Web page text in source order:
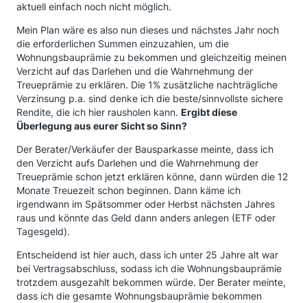
aktuell einfach noch nicht möglich.
Mein Plan wäre es also nun dieses und nächstes Jahr noch
die erforderlichen Summen einzuzahlen, um die
Wohnungsbauprämie zu bekommen und gleichzeitig meinen
Verzicht auf das Darlehen und die Wahrnehmung der
Treueprämie zu erklären. Die 1% zusätzliche nachträgliche
Verzinsung p.a. sind denke ich die beste/sinnvollste sichere
Rendite, die ich hier rausholen kann. Ergibt diese
Überlegung aus eurer Sicht so Sinn?
Der Berater/Verkäufer der Bausparkasse meinte, dass ich
den Verzicht aufs Darlehen und die Wahrnehmung der
Treueprämie schon jetzt erklären könne, dann würden die 12
Monate Treuezeit schon beginnen. Dann käme ich
irgendwann im Spätsommer oder Herbst nächsten Jahres
raus und könnte das Geld dann anders anlegen (ETF oder
Tagesgeld).
Entscheidend ist hier auch, dass ich unter 25 Jahre alt war
bei Vertragsabschluss, sodass ich die Wohnungsbauprämie
trotzdem ausgezahlt bekommen würde. Der Berater meinte,
dass ich die gesamte Wohnungsbauprämie bekommen